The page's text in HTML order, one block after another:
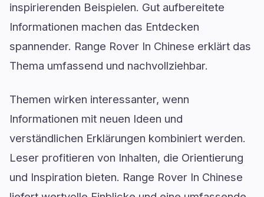
inspirierenden Beispielen. Gut aufbereitete
Informationen machen das Entdecken
spannender. Range Rover In Chinese erklärt das
Thema umfassend und nachvollziehbar.
Themen wirken interessanter, wenn
Informationen mit neuen Ideen und
verständlichen Erklärungen kombiniert werden.
Leser profitieren von Inhalten, die Orientierung
und Inspiration bieten. Range Rover In Chinese